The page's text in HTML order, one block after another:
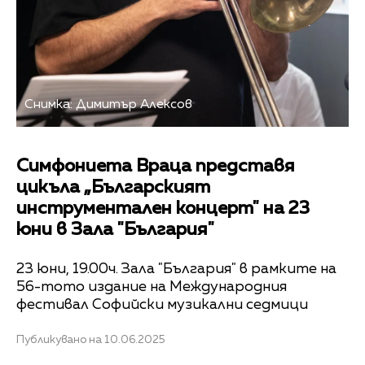
Снимка: Димитър Алексов
Симфониета Враца представя
цикъла „Българският
инструментален концерт" на 23
юни в Зала "България"
23 юни, 19.00ч. Зала "България" в рамките на
56-тото издание на Международния
фестивал Софийски музикални седмици
Публикувано на 10.06.2025